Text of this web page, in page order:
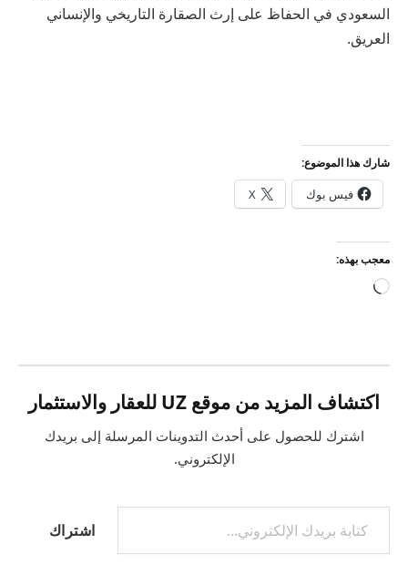
السعودي في الحفاظ على إرث الصقارة التاريخي والإنساني
العريق.
شارك هذا الموضوع:
فيس بوك X
معجب بهذه:
جاري
اكتشاف المزيد من موقع UZ للعقار والاستثمار
اشترك للحصول على أحدث التدوينات المرسلة إلى بريدك
الإلكتروني.
كتابة بريدك الإلكتروني...
اشتراك